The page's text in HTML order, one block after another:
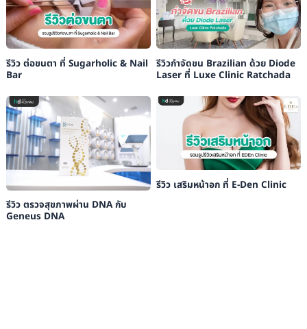
รีวิว ต่อขนตา ที่ Sugarholic & Nail
Bar
รีวิวกำจัดขน Brazilian ด้วย Diode
Laser ที่ Luxe Clinic Ratchada
รีวิว ตรวจสุขภาพผ่าน DNA กับ
Geneus DNA
รีวิว เสริมหน้าอก ที่ E-Den Clinic